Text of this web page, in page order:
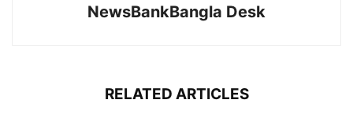
NewsBankBangla Desk
RELATED ARTICLES